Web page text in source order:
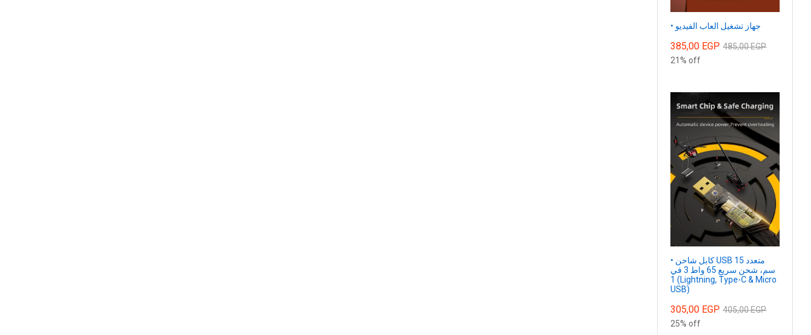
• جهاز تشغيل العاب الفيديو
385,00 EGP 485,00EGP
21% off
• كابل شاحن USB متعدد 15
سم، شحن سريع 65 واط 3 في
1 (Lightning, Type-C & Micro
USB)
305,00 EGP 405,00EGP
25% off